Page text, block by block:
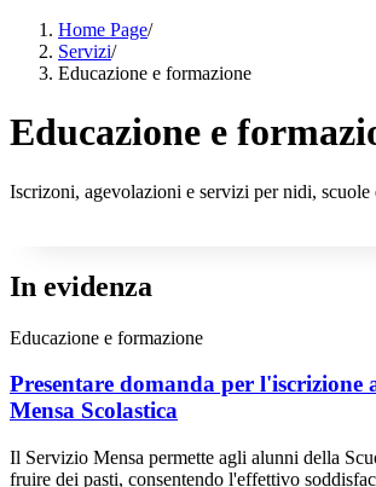
Home Page/
Servizi/
Educazione e formazione
Educazione e
Iscrizoni, agevolazioni e servizi per nidi, scuole
In evidenza
Educazione e formazione
Presentare domanda per l'iscrizione
Mensa Scolastica
Il Servizio Mensa permette agli alunni della
fruire dei pasti, consentendo l'effettivo